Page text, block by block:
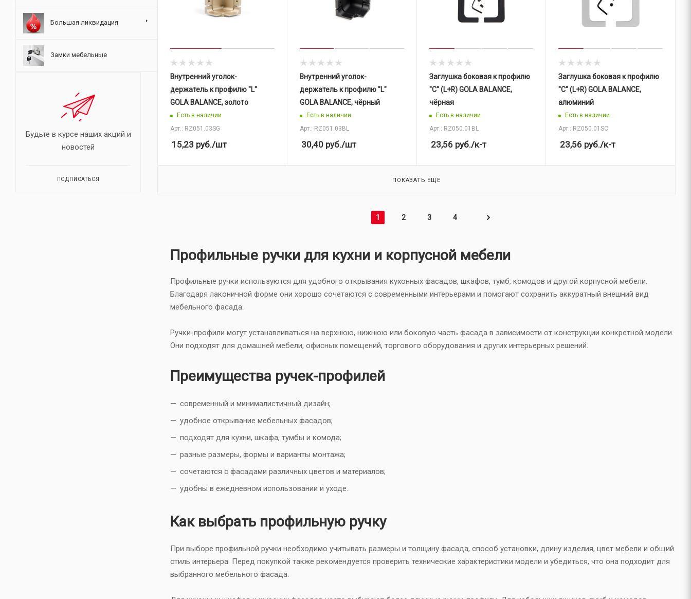
Внутренний уголок-
держатель к профилю "L"
GOLA BALANCE, золото
Есть в наличии
Арт.: RZ051.03SG
15,23 руб./шт
Внутренний уголок-
держатель к профилю "L"
GOLA BALANCE, чёрный
Есть в наличии
Арт.: RZ051.03BL
30,40руб./шт
Заглушка боковая к профилю
"C" (L+R) GOLA BALANCE,
чёрная
Есть в наличии
Арт.: RZ050.01BL
23,56руб./к-т
Заглушка боковая к профилю
"C" (L+R) GOLA BALANCE,
алюминий
Есть в наличии
Арт.: RZ050.01SC
23,56 руб./к-т
ПОКАЗАТЬ ЕЩЕ
1 2 3 4
Профильные ручки для кухни и корпусной мебели
Профильные ручки используются для удобного открывания кухонных фасадов, шкафов, тумб, комодов и другой корпусной мебели.
Благодаря лаконичной форме они хорошо сочетаются с современными интерьерами и помогают сохранить аккуратный внешний вид
мебельного фасада.
Ручки-профили могут устанавливаться на верхнюю, нижнюю или боковую часть фасада в зависимости от конструкции конкретной модели.
Они подходят для домашней мебели, офисных помещений, торгового оборудования и других интерьерных решений.
Преимущества ручек-профилей
современный и минималистичный дизайн;
удобное открывание мебельных фасадов;
подходят для кухни, шкафа, тумбы и комода;
разные размеры, формы и варианты монтажа;
сочетаются с фасадами различных цветов и материалов;
удобны в ежедневном использовании и уходе.
Как выбрать профильную ручку
При выборе профильной ручки необходимо учитывать размеры и толщину фасада, способ установки, длину изделия, цвет мебели и общий
стиль интерьера. Перед покупкой также рекомендуется проверить технические характеристики модели и убедиться, что она подходит для
выбранного мебельного фасада.
Большая ликвидация
Замки мебельные
Будьте в курсе наших акций и
новостей
ПОДПИСАТЬСЯ